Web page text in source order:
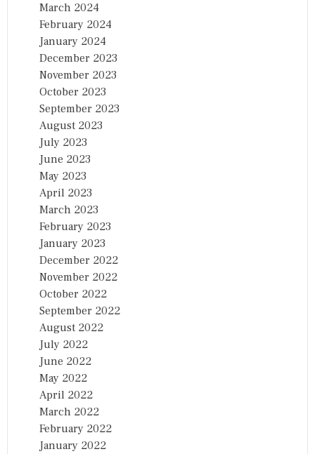
March 2024
February 2024
January 2024
December 2023
November 2023
October 2023
September 2023
August 2023
July 2023
June 2023
May 2023
April 2023
March 2023
February 2023
January 2023
December 2022
November 2022
October 2022
September 2022
August 2022
July 2022
June 2022
May 2022
April 2022
March 2022
February 2022
January 2022